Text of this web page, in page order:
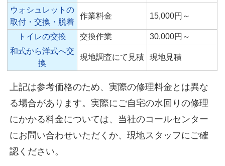
ウォシュレットの
取付・交換・脱着
作業料金 15,000円～
トイレの交換 交換作業
30,000円～
和式から洋式へ交
換
現地調査にて見積 現地見積
上記は参考価格のため、実際の修理料金とは異な
る場合があります。実際にご自宅の水回りの修理
にかかる料金については、当社のコールセンター
にお問い合わせいただくか、現地スタッフにご確
認ください。